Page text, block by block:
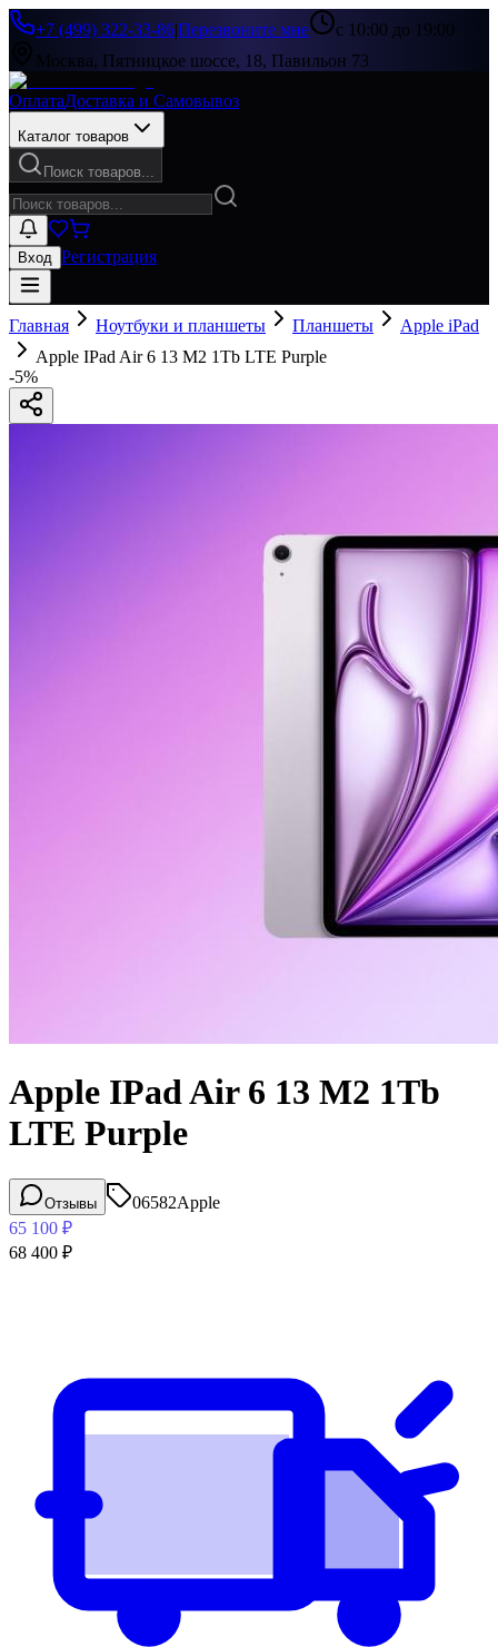
+7 (499) 322-33-86|Перезвоните мне
с 10:00 до 19:00
Москва, Пятницкое шоссе, 18, Павильон 73
ОплатаДоставка и Самовывоз
Каталог товаров
Поиск товаров...
Вход Регистрация
Главная Ноутбуки и планшеты Планшеты
Apple iPad
Apple IPad Air 6 13 M2 1Tb LTE Purple
-5%
Apple IPad Air 6 13 M2 1Tb
LTE Purple
Отзывы 06582Apple
65 100 ₽
68 400 ₽